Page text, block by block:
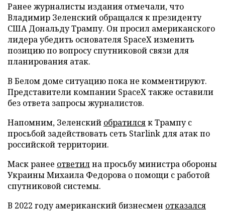
Ранее журналисты издания отмечали, что
Владимир Зеленский обращался к президенту
США Дональду Трампу. Он просил американского
лидера убедить основателя SpaceX изменить
позицию по вопросу спутниковой связи для
планирования атак.
В Белом доме ситуацию пока не комментируют.
Представители компании SpaceX также оставили
без ответа запросы журналистов.
Напомним, Зеленский обратилсяк Трампу с
просьбой задействовать сеть Starlink для атак по
российской территории.
Маск ранее ответилна просьбу министра обороны
Украины Михаила Федорова о помощи с работой
спутниковой системы.
В 2022 году американский бизнесмен отказался